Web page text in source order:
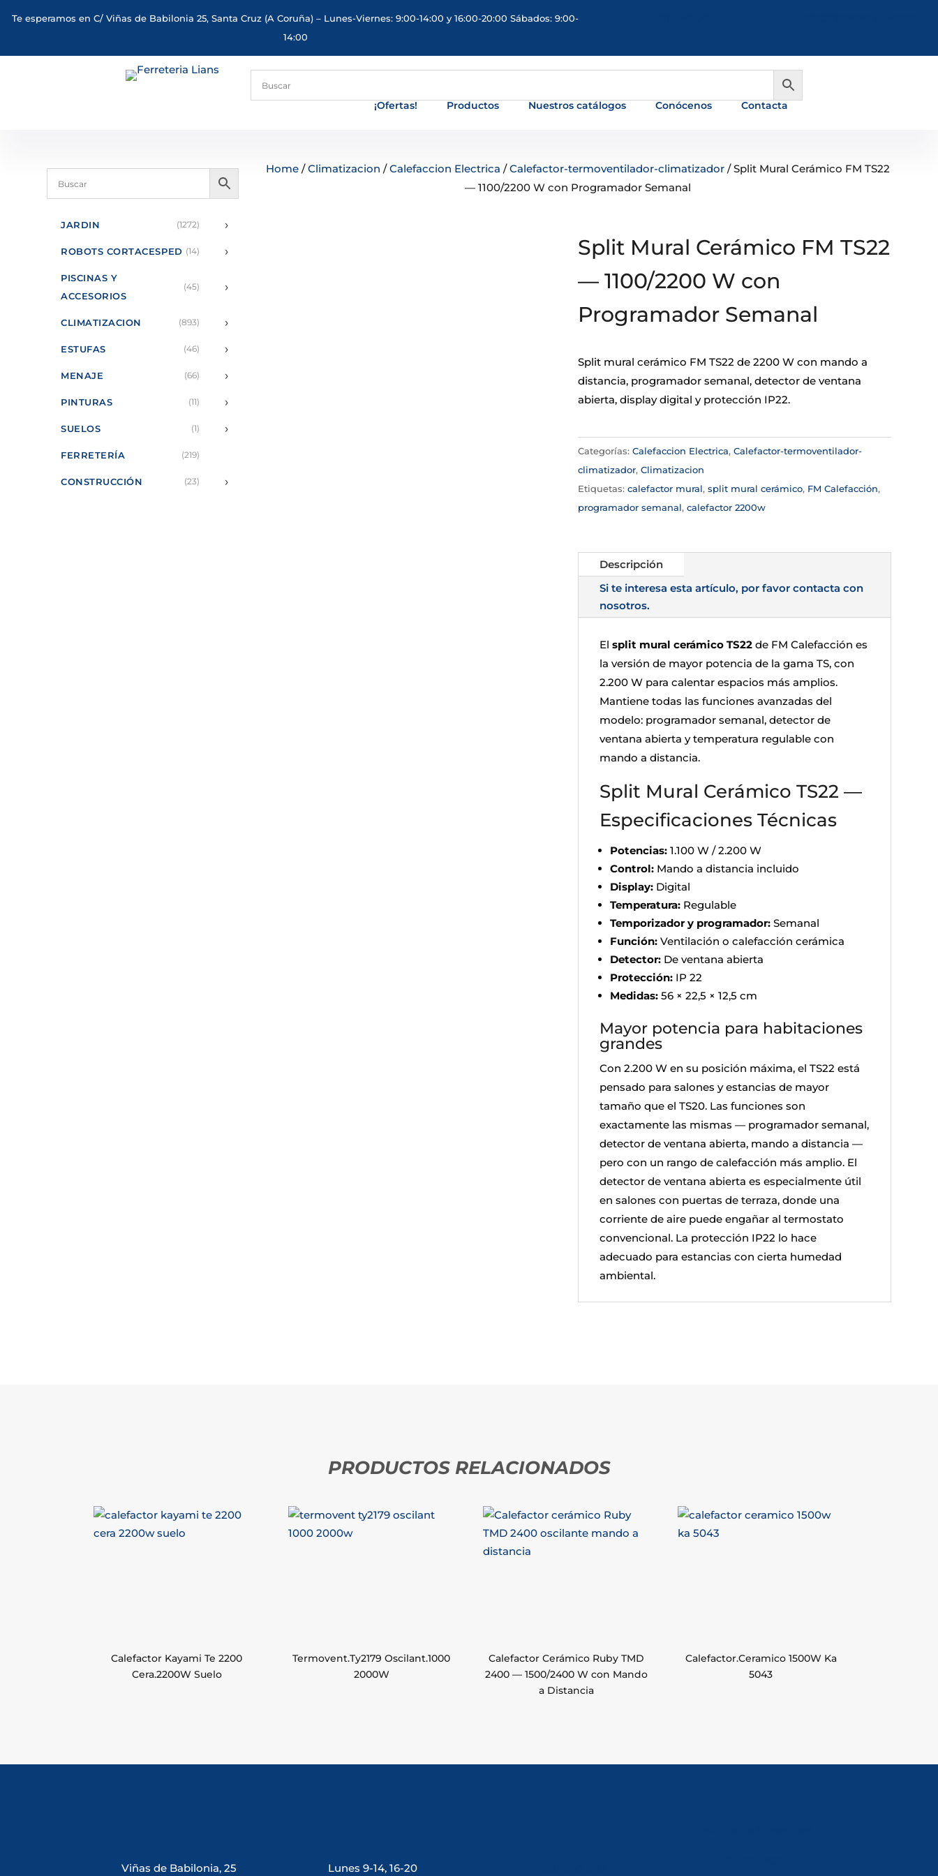
Te esperamos en C/ Viñas de Babilonia 25, Santa Cruz (A Coruña) – Lunes-Viernes: 9:00-14:00 y 16:00-20:00 Sábados: 9:00-
14:00
¡Ofertas! Productos Nuestros catálogos Conócenos Contacta
JARDIN (1272) ›
ROBOTS CORTACESPED (14) ›
PISCINAS Y
ACCESORIOS
(45) ›
CLIMATIZACION (893) ›
ESTUFAS (46) ›
MENAJE (66) ›
PINTURAS (11) ›
SUELOS (1) ›
FERRETERÍA (219)
CONSTRUCCIÓN (23) ›
Home/Climatizacion /Calefaccion Electrica /Calefactor-termoventilador-climatizador/ Split Mural Cerámico FM TS22
— 1100/2200 W con Programador Semanal
Split Mural Cerámico FM TS22
— 1100/2200 W con
Programador Semanal
Split mural cerámico FM TS22 de 2200 W con mando a
distancia, programador semanal, detector de ventana
abierta, display digital y protección IP22.
Categorías: Calefaccion Electrica, Calefactor-termoventilador-
climatizador, Climatizacion
Etiquetas: calefactor mural, split mural cerámico, FM Calefacción,
programador semanal, calefactor 2200w
Descripción
Si te interesa esta artículo, por favor contacta con
nosotros.
El split mural cerámico TS22de FM Calefacción es
la versión de mayor potencia de la gama TS, con
2.200 W para calentar espacios más amplios.
Mantiene todas las funciones avanzadas del
modelo: programador semanal, detector de
ventana abierta y temperatura regulable con
mando a distancia.
Split Mural Cerámico TS22 —
Especificaciones Técnicas
Potencias:1.100 W / 2.200 W
Control:Mando a distancia incluido
Display:Digital
Temperatura:Regulable
Temporizador y programador:Semanal
Función:Ventilación o calefacción cerámica
Detector:De ventana abierta
Protección:IP 22
Medidas:56 × 22,5 × 12,5 cm
Mayor potencia para habitaciones
grandes
Con 2.200 W en su posición máxima, el TS22 está
pensado para salones y estancias de mayor
tamaño que el TS20. Las funciones son
exactamente las mismas — programador semanal,
detector de ventana abierta, mando a distancia —
pero con un rango de calefacción más amplio. El
detector de ventana abierta es especialmente útil
en salones con puertas de terraza, donde una
corriente de aire puede engañar al termostato
convencional. La protección IP22 lo hace
adecuado para estancias con cierta humedad
ambiental.
PRODUCTOS RELACIONADOS
Calefactor Kayami Te 2200
Cera.2200W Suelo
Termovent.Ty2179 Oscilant.1000
2000W
Calefactor Cerámico Ruby TMD
2400 — 1500/2400 W con Mando
a Distancia
Calefactor.Ceramico 1500W Ka
5043
Viñas de Babilonia, 25 Lunes 9-14, 16-20